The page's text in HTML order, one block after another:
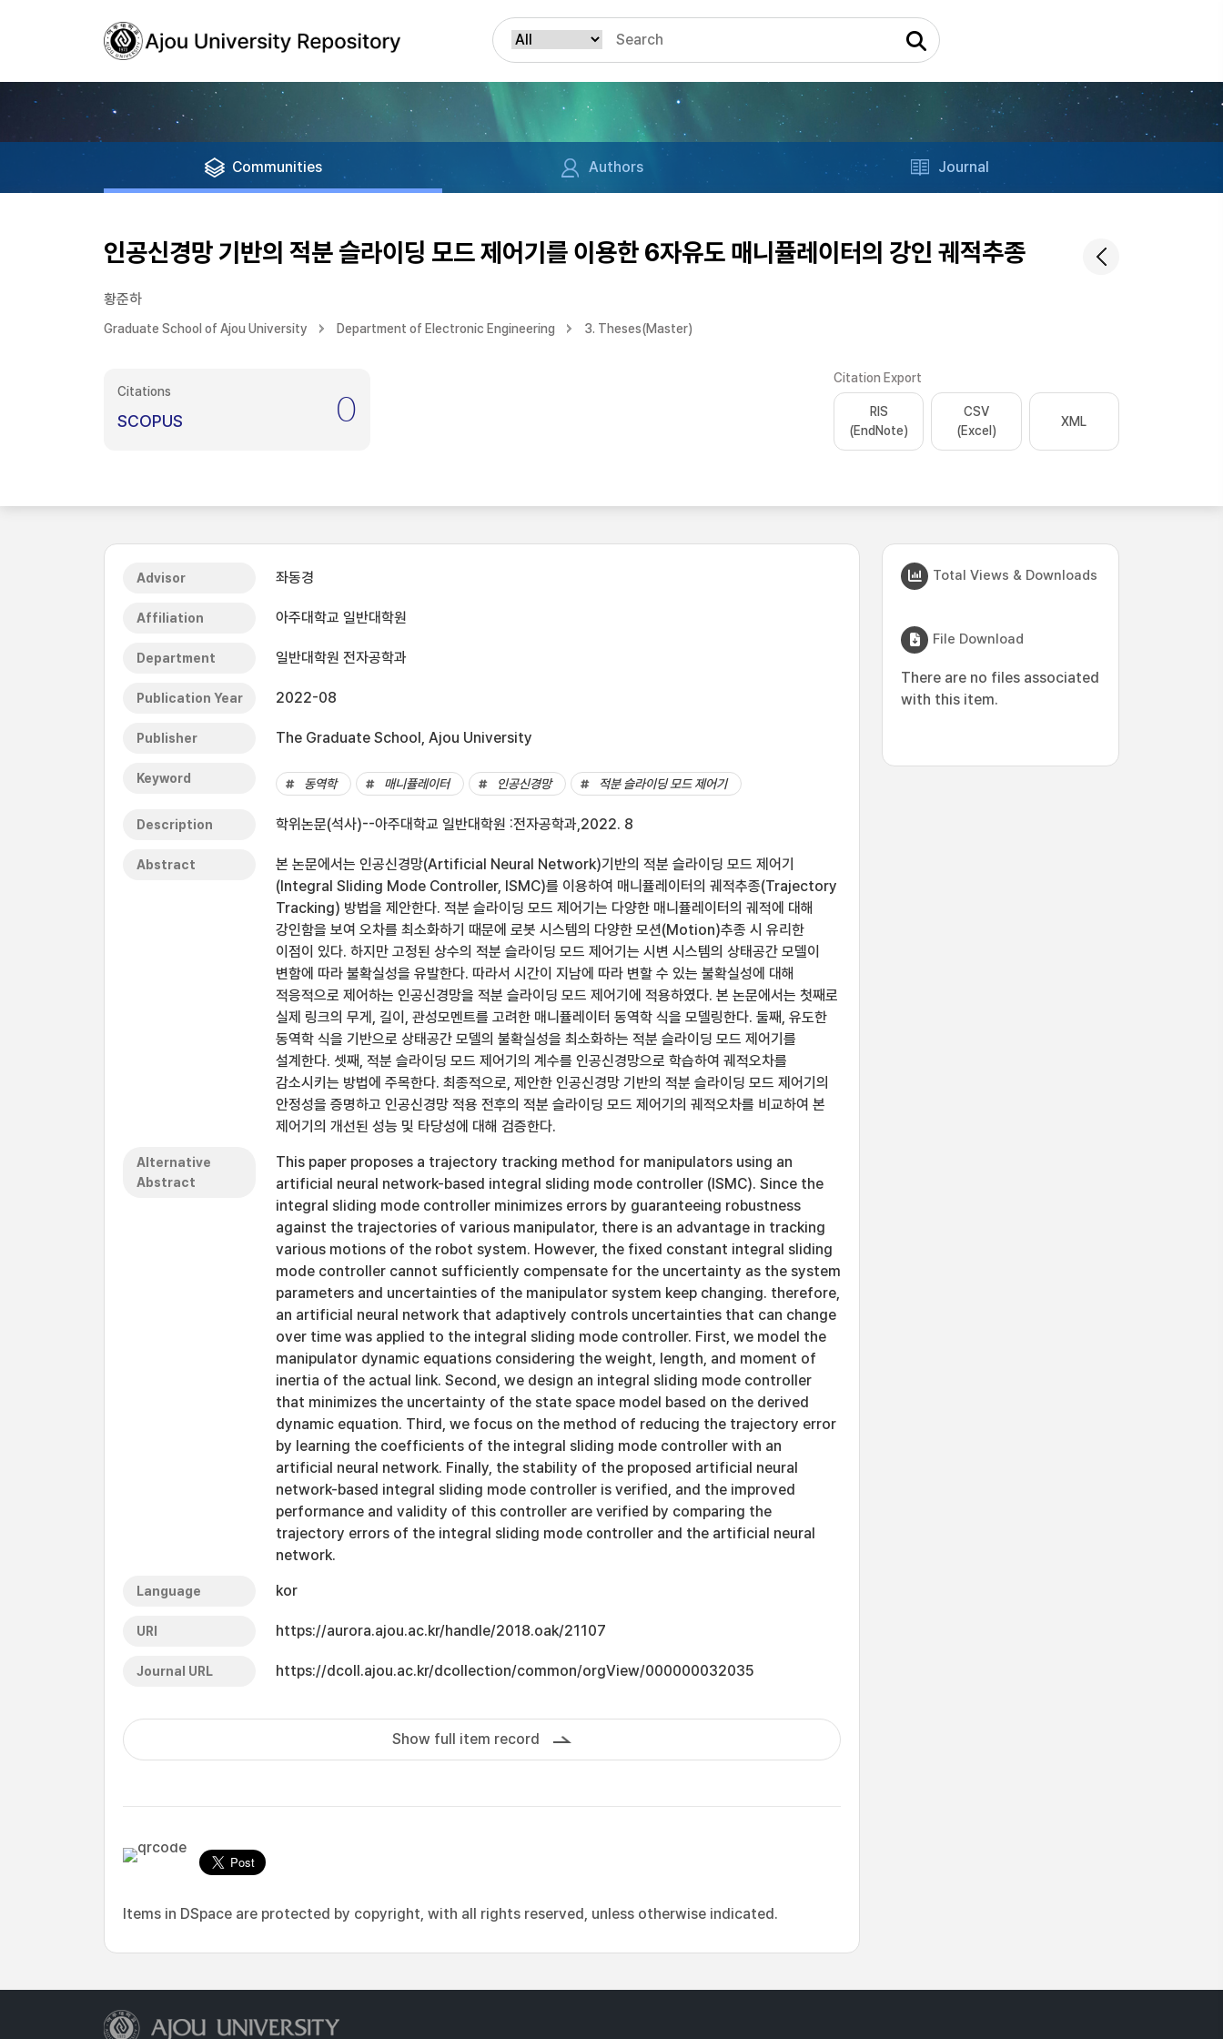
Communities Authors Journal
인공신경망 기반의 적분 슬라이딩 모드 제어기를 이용한 6자유도 매니퓰레이터의 강인 궤적추종
황준하
Graduate School of Ajou University Department of Electronic Engineering 3. Theses(Master)
Citations
SCOPUS 0
Citation Export
RIS
(EndNote)
CSV
(Excel)
XML
Advisor 좌동경
Affiliation 아주대학교 일반대학원
Department 일반대학원 전자공학과
Publication Year 2022-08
Publisher The Graduate School, Ajou University
Keyword 동역학 매니퓰레이터 인공신경망 적분 슬라이딩 모드 제어기
Description 학위논문(석사)--아주대학교 일반대학원 :전자공학과,2022. 8
Abstract
본 논문에서는 인공신경망(Artificial Neural Network)기반의 적분 슬라이딩 모드 제어기
(Integral Sliding Mode Controller, ISMC)를 이용하여 매니퓰레이터의 궤적추종(Trajectory
Tracking) 방법을 제안한다. 적분 슬라이딩 모드 제어기는 다양한 매니퓰레이터의 궤적에 대해
강인함을 보여 오차를 최소화하기 때문에 로봇 시스템의 다양한 모션(Motion)추종 시 유리한
이점이 있다. 하지만 고정된 상수의 적분 슬라이딩 모드 제어기는 시변 시스템의 상태공간 모델이
변함에 따라 불확실성을 유발한다. 따라서 시간이 지남에 따라 변할 수 있는 불확실성에 대해
적응적으로 제어하는 인공신경망을 적분 슬라이딩 모드 제어기에 적용하였다. 본 논문에서는 첫째로
실제 링크의 무게, 길이, 관성모멘트를 고려한 매니퓰레이터 동역학 식을 모델링한다. 둘째, 유도한
동역학 식을 기반으로 상태공간 모델의 불확실성을 최소화하는 적분 슬라이딩 모드 제어기를
설계한다. 셋째, 적분 슬라이딩 모드 제어기의 계수를 인공신경망으로 학습하여 궤적오차를
감소시키는 방법에 주목한다. 최종적으로, 제안한 인공신경망 기반의 적분 슬라이딩 모드 제어기의
안정성을 증명하고 인공신경망 적용 전후의 적분 슬라이딩 모드 제어기의 궤적오차를 비교하여 본
제어기의 개선된 성능 및 타당성에 대해 검증한다.
Alternative
Abstract
This paper proposes a trajectory tracking method for manipulators using an
artificial neural network-based integral sliding mode controller (ISMC). Since the
integral sliding mode controller minimizes errors by guaranteeing robustness
against the trajectories of various manipulator, there is an advantage in tracking
various motions of the robot system. However, the fixed constant integral sliding
mode controller cannot sufficiently compensate for the uncertainty as the system
parameters and uncertainties of the manipulator system keep changing. therefore,
an artificial neural network that adaptively controls uncertainties that can change
over time was applied to the integral sliding mode controller. First, we model the
manipulator dynamic equations considering the weight, length, and moment of
inertia of the actual link. Second, we design an integral sliding mode controller
that minimizes the uncertainty of the state space model based on the derived
dynamic equation. Third, we focus on the method of reducing the trajectory error
by learning the coefficients of the integral sliding mode controller with an
artificial neural network. Finally, the stability of the proposed artificial neural
network-based integral sliding mode controller is verified, and the improved
performance and validity of this controller are verified by comparing the
trajectory errors of the integral sliding mode controller and the artificial neural
network.
Language kor
URI https://aurora.ajou.ac.kr/handle/2018.oak/21107
Journal URL https://dcoll.ajou.ac.kr/dcollection/common/orgView/000000032035
Show full item record
Items in DSpace are protected by copyright, with all rights reserved, unless otherwise indicated.
Total Views & Downloads
File Download
There are no files associated
with this item.